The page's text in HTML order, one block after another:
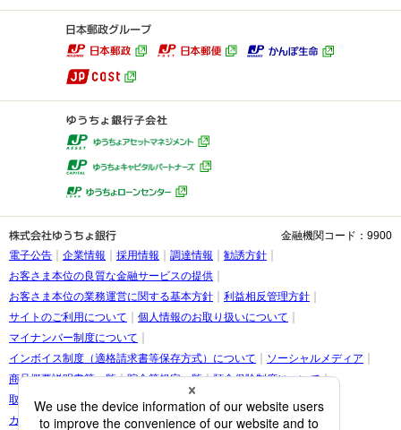
金融機関コード：9900
電子公告
企業情報 採用情報 調達情報
勧誘方針
お客さま本位の良質な金融サービスの提供
お客さま本位の業務運営に関する基本方針
利益相反管理方針
サイトのご利用について
個人情報のお取り扱いについて
マイナンバー制度について
インボイス制度（適格請求書等保存方式）について
ソーシャルメディア
商品概要説明書等一覧
貯金等規定一覧
預金保険制度について
取引時確認等に関するお願い
お客さま情報の提出等のお願い
カスタマーハラスメントに関する考え方